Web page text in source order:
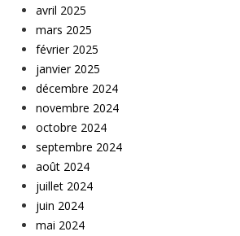
avril 2025
mars 2025
février 2025
janvier 2025
décembre 2024
novembre 2024
octobre 2024
septembre 2024
août 2024
juillet 2024
juin 2024
mai 2024